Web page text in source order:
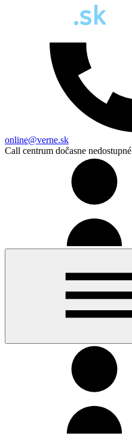
online@verne.sk
Call centrum dočasne nedostupné